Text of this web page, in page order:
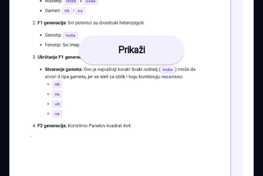
Prikaži